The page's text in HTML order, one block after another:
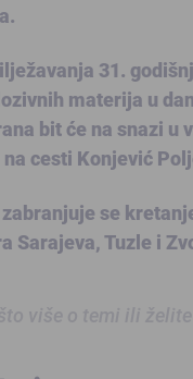
31.
materija u
bit će na snazi u
cesti Konjević
zabranjuje se
Sarajeva, Tuzle i